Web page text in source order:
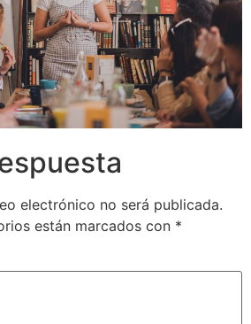
electrónico no será publicada.
están marcados con *